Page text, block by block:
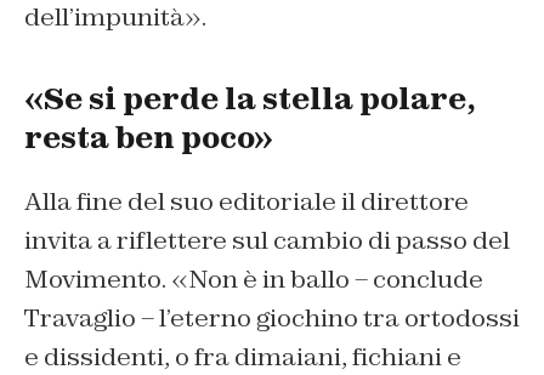
dell’impunità».
«Se si perde la stella polare,
resta ben poco»
Alla fine del suo editoriale il direttore
invita a riflettere sul cambio di passo del
Movimento. «Non è in ballo– conclude
Travaglio –l’eterno giochino traortodossi
e dissidenti, o fra dimaiani, fichiani e